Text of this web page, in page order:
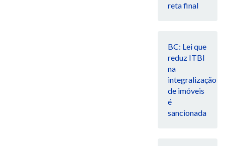
reta final
BC: Lei que
reduz ITBI
na
integralização
de imóveis
é
sancionada